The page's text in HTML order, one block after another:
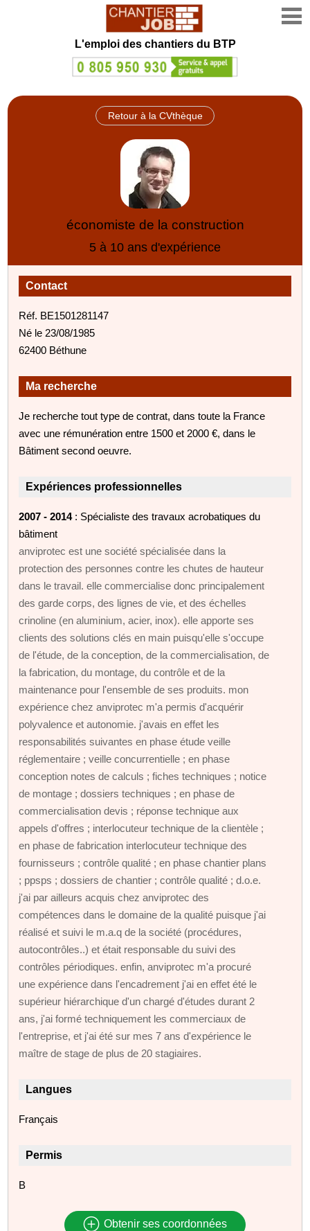
L'emploi des chantiers du BTP
Retour à la CVthèque
économiste de la construction
5 à 10 ans d'expérience
Contact
Réf. BE1501281147
Né le 23/08/1985
62400 Béthune
Ma recherche
Je recherche tout type de contrat, dans toute la France
avec une rémunération entre 1500 et 2000 €, dans le
Bâtiment second oeuvre.
Expériences professionnelles
2007 - 2014: Spécialiste des travaux acrobatiques du
bâtiment
anviprotec est une société spécialisée dans la
protection des personnes contre les chutes de hauteur
dans le travail. elle commercialise donc principalement
des garde corps, des lignes de vie, et des échelles
crinoline (en aluminium, acier, inox). elle apporte ses
clients des solutions clés en main puisqu'elle s'occupe
de l'étude, de la conception, de la commercialisation, de
la fabrication, du montage, du contrôle et de la
maintenance pour l'ensemble de ses produits. mon
expérience chez anviprotec m'a permis d'acquérir
polyvalence et autonomie. j'avais en effet les
responsabilités suivantes en phase étude veille
réglementaire ; veille concurrentielle ; en phase
conception notes de calculs ; fiches techniques ; notice
de montage ; dossiers techniques ; en phase de
commercialisation devis ; réponse technique aux
appels d'offres ; interlocuteur technique de la clientèle ;
en phase de fabrication interlocuteur technique des
fournisseurs ; contrôle qualité ; en phase chantier plans
; ppsps ; dossiers de chantier ; contrôle qualité ; d.o.e.
j'ai par ailleurs acquis chez anviprotec des
compétences dans le domaine de la qualité puisque j'ai
réalisé et suivi le m.a.q de la société (procédures,
autocontrôles..) et était responsable du suivi des
contrôles périodiques. enfin, anviprotec m'a procuré
une expérience dans l'encadrement j'ai en effet été le
supérieur hiérarchique d'un chargé d'études durant 2
ans, j'ai formé techniquement les commerciaux de
l'entreprise, et j'ai été sur mes 7 ans d'expérience le
maître de stage de plus de 20 stagiaires.
Langues
Français
Permis
B
Obtenir ses coordonnées